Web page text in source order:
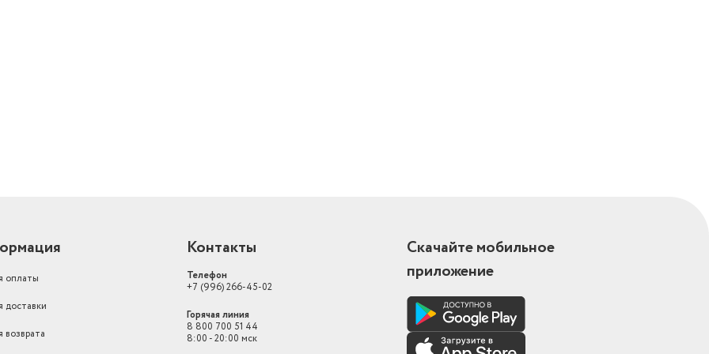
реверс, Бесступенчатая
изменение скорости, Подсветка
Китай
оплаты
доставки
возврата
Контакты
Телефон
+7 (996) 266-45-02
Горячая линия
8 800 700 51 44
8:00 - 20:00 мск
Скачайте мобильное
приложение